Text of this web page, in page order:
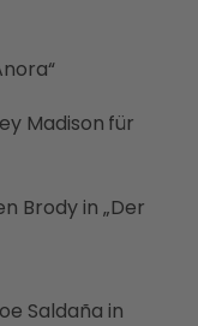
Madison für
Brody in „Der
Saldaña in